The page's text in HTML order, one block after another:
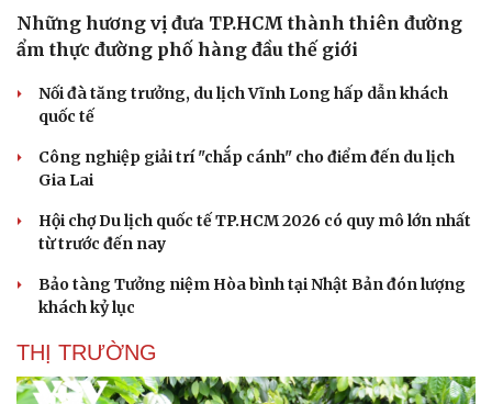
Săn Tour
check-in
Những hương vị đưa TP.HCM thành thiên đường
ẩm thực đường phố hàng đầu thế giới
Nối đà tăng trưởng, du lịch Vĩnh Long hấp dẫn khách
quốc tế
Công nghiệp giải trí "chắp cánh" cho điểm đến du lịch
Gia Lai
Hội chợ Du lịch quốc tế TP.HCM 2026 có quy mô lớn nhất
từ trước đến nay
Bảo tàng Tưởng niệm Hòa bình tại Nhật Bản đón lượng
khách kỷ lục
THỊ TRƯỜNG